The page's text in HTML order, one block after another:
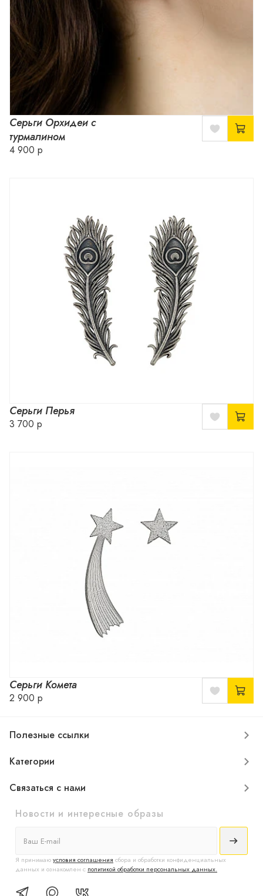
Серьги Орхидеи с
турмалином
4 900 р
Серьги Перья
3 700 р
Серьги Комета
2 900 р
Полезные ссылки
Категории
Связаться с нами
Новости и интересные образы
Я принимаюусловия соглашения сбора и обработки конфиденциальных
данных и ознакомлен с политикой обработки персональных данных.